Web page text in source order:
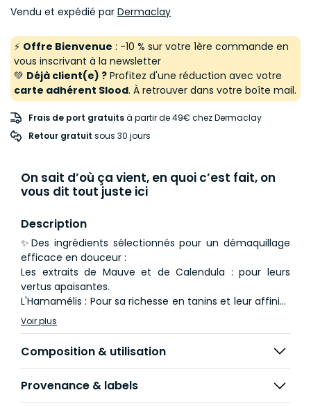
Vendu et expédié par Dermaclay
⚡ Offre Bienvenue : -10 % sur votre 1ère commande en
vous inscrivant à la newsletter
💚 Déjà client(e) ? Profitez d'une réduction avec votre
carte adhérent Slood. À retrouver dans votre boîte mail.
Frais de port gratuitsà partir de 49€ chez Dermaclay
Retour gratuit sous 30 jours
On sait d’où ça vient, en quoi c’est fait, on
vous dit tout juste ici
Description
✨Des ingrédients sélectionnés pour un démaquillage
efficace en douceur :
Les extraits de Mauve et de Calendula : pour leurs
vertus apaisantes.
L'Hamamélis : Pour sa richesse en tanins et leur affinité
avec la peau.
L’Huile d'Abricot et l’Huile de Sésame pour leurs acides
gras essentiels (Oméga 6 et 9) et leurs antioxydants.
L’Aloe Vera : pour ses vitamines (A, B, C) et ses vertus
Voir plus
Composition & utilisation
Provenance & labels